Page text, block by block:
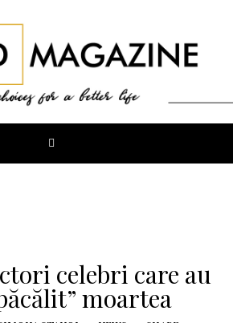
celebri care au
moartea